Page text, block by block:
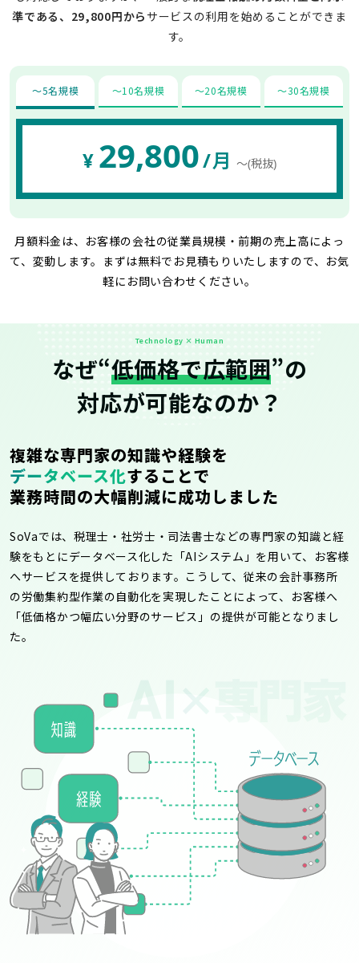
準である、29,800円から サービスの利用を始めることができま
す。
〜5名規模 〜10名規模 〜20名規模 〜30名規模
¥ 29,800/月 〜(税抜)
月額料金は、お客様の会社の従業員規模・前期の売上高によっ
て、変動します。 まずは無料でお見積もりいたしますので、お気
軽にお問い合わせください。
Technology × Human
なぜ“低価格で広範囲”の
対応が可能なのか？
複雑な専門家の知識や経験を
データベース化することで
業務時間の大幅削減に成功しました
SoVaでは、税理士・社労士・司法書士などの専門家の知識と経
験をもとにデータベース化した「AIシステム」を用いて、お客様
へサービスを提供しております。こうして、従来の会計事務所
の労働集約型作業の自動化を実現したことによって、お客様へ
「低価格かつ幅広い分野のサービス」の提供が可能となりまし
た。